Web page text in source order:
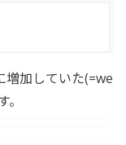
増加していた(=we